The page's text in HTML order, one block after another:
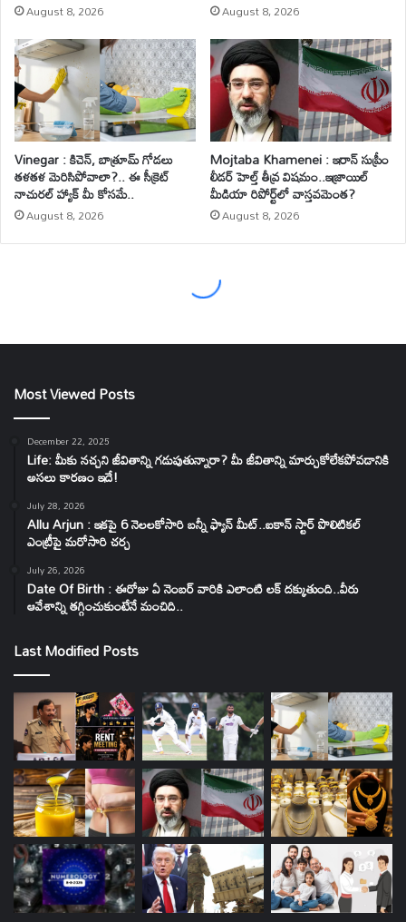
Most Viewed Posts
December 22, 2025
Life: మీకు నచ్చని జీవితాన్ని గడుపుతున్నారా? మీ జీవితాన్ని మార్చుకోలేకపోవడానికి
అసలు కారణం ఇదే!
July 28, 2026
Allu Arjun : ఇకపై 6 నెలలకోసారి బన్నీ ఫ్యాన్ మీట్..ఐకాన్ స్టార్ పొలిటికల్
ఎంట్రీపై మరోసారి చర్చ
July 26, 2026
Date Of Birth : ఈరోజు ఏ నెంబర్ వారికి ఎలాంటి లక్ దక్కుతుంది..వీరు
ఆవేశాన్ని తగ్గించుకుంటేనే మంచిది..
Last Modified Posts